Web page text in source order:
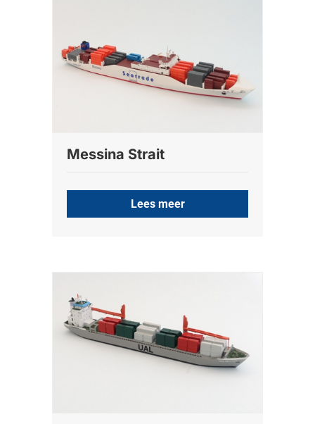
Messina Strait
Lees meer